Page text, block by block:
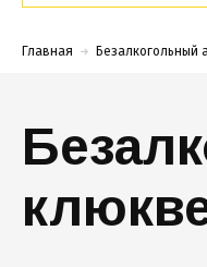
Главная Безалкогольный